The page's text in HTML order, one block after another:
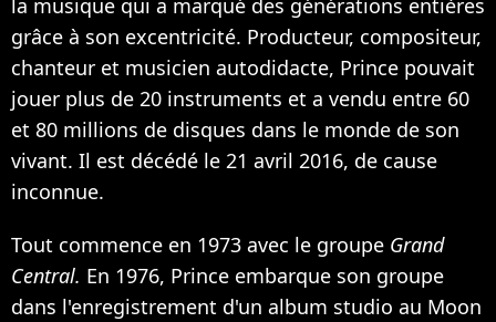
la musique qui a marqué des générations entières
grâce à son excentricité. Producteur, compositeur,
chanteur et musicien autodidacte, Prince pouvait
jouer plus de 20 instruments et a vendu entre 60
et 80 millions de disques dans le monde de son
vivant. Il est décédé le 21 avril 2016, de cause
inconnue.
Tout commence en 1973 avec le groupe Grand
Central. En 1976, Prince embarque son groupe
dans l'enregistrement d'un album studio au Moon